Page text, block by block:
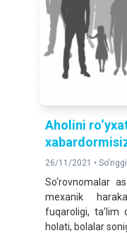
Аholini
26/11/2021 •
So‘rovnomalar
mexanik
fuqaroligi, taʼlim
holati, bolalar